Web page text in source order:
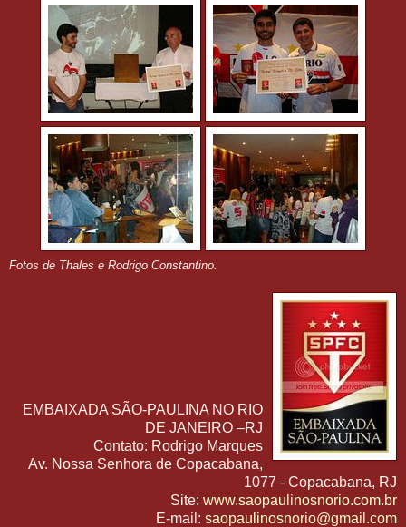
Fotos de Thales e Rodrigo Constantino.
EMBAIXADA SÃO-PAULINA NO RIO
DE JANEIRO –RJ
Contato: Rodrigo Marques
Av. Nossa Senhora de Copacabana,
1077 - Copacabana, RJ
Site: www.saopaulinosnorio.com.br
E-mail: saopaulinosnorio@gmail.com